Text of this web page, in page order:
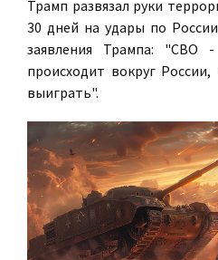
Трамп развязал руки
30 дней на удары по
заявления Трампа:
происходит вокруг
выиграть".